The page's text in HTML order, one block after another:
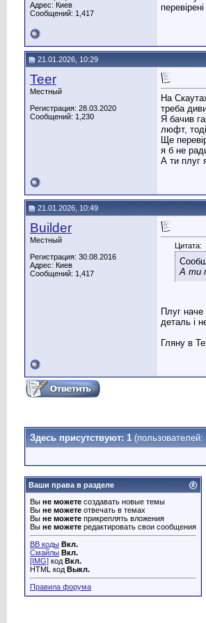
Адрес: Киев
Сообщений: 1,417
21.01.2026, 10:29
Teer
Местный
Регистрация: 28.03.2020
Сообщений: 1,230
На
треба
Я бачив
люфт,
Ще
я б не
А ти плуг
21.01.2026, 10:49
Builder
Местный
Регистрация: 30.08.2016
Адрес: Киев
Сообщений: 1,417
Цитата:
А ти
Плуг
деталь і
Гляну в
Здесь присутствуют: 1 (пользователей:
Ваши права в разделе
Вы не можете создавать новые темы
Вы не можете отвечать в темах
Вы не можете прикреплять вложения
Вы не можете редактировать свои сообщения
BB коды Вкл.
Смайлы Вкл.
[IMG] код Вкл.
HTML код Выкл.
Правила форума